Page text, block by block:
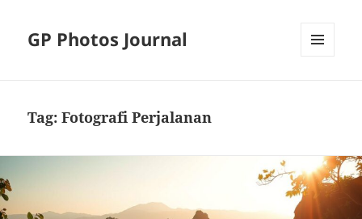
GP Photos Journal
Tag:Fotografi Perjalanan